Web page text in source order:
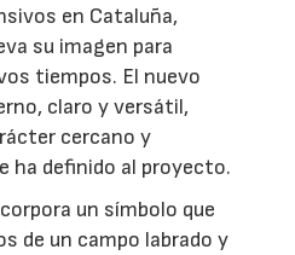
en Cataluña,
su imagen para
tiempos. El nuevo
claro y versátil,
cercano y
ha definido al proyecto.
un símbolo que
de un campo labrado y